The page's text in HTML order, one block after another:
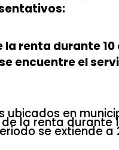
renta durante 10
encuentre el
ubicados en
la renta durante
se extiende a